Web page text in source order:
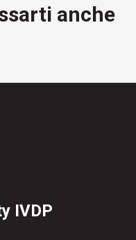
anche
IVDP